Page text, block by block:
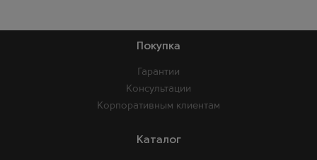
Покупка
Гарантии
Консультации
Корпоративным клиентам
Каталог